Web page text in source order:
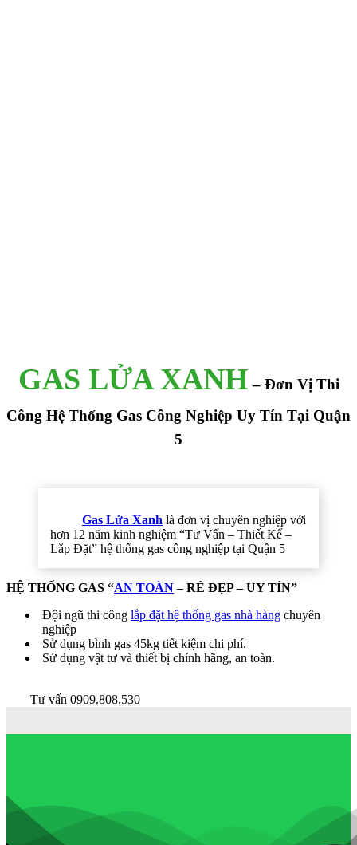
GAS LỬA XANH – Đơn Vị Thi
Công Hệ Thống Gas Công Nghiệp Uy Tín Tại Quận
5
Gas Lửa Xanh là đơn vị chuyên nghiệp với
hơn 12 năm kinh nghiệm “Tư Vấn – Thiết Kế –
Lắp Đặt” hệ thống gas công nghiệp tại Quận 5
HỆ THỐNG GAS “AN TOÀN– RẺ ĐẸP – UY TÍN”
Đội ngũ thi công lắp đặt hệ thống gas nhà hàng chuyên
nghiệp
Sử dụng bình gas 45kg tiết kiệm chi phí.
Sử dụng vật tư và thiết bị chính hãng, an toàn.
Tư vấn 0909.808.530